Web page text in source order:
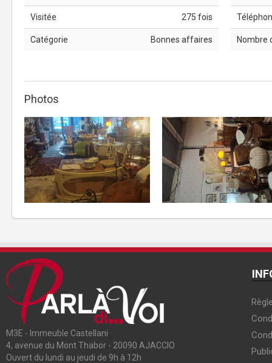
Visitée 275 fois
Catégorie Bonnes affaires Nombre
Photos
M3E - Immeuble Castellani
4, avenue du Mont Thabor - 20090 AJACCIO
Ouvert du lundi au jeudi de 9h à 12h